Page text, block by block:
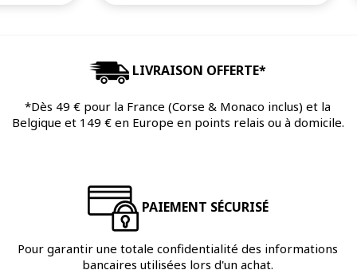
LIVRAISON OFFERTE*
*Dès 49 € pour la France (Corse & Monaco inclus) et la
Belgique et 149 € en Europe en points relais ou à domicile.
PAIEMENT SÉCURISÉ
Pour garantir une totale confidentialité des informations
bancaires utilisées lors d'un achat.